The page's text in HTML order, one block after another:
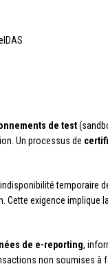
de test
Un processus de
temporaire
exigence implique
de e-reporting,
non soumises à